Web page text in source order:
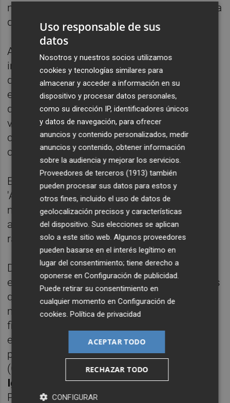
no tienen cabida en la garantía parlamentaria
de inviolabilidad", abunda.
Asimismo, recuerda que el significado de la
inmunidad parlamentaria decae cuando los
dos denunciantes, "también
europarlamentarios y antiguos compañeros
de lista electoral, se han visto obligados a
variar sus rutinas, algunas de ellas
concebidas precisamente para facilitar el
contacto telemático con su electorado".
El instructor da este paso después de que
'Alvise' reconociera ante el magistrado los
mensajes pero negara que quisiera
acosarles, mientras que los querellantes
ratificaron los presuntos delitos.
De esta forma, supone el tercer suplicatorio
elevado a la Eurocámara de las cinco causas
que el eurodiputado tiene abiertas en estos
momentos en el Supremo: presunta
financiación ilegal de SALF; presunto acoso
en redes sociales a la fiscalSusana Gisbert
presuntas amenazas al alcalde de Algeciras
(Cádiz) y senador del Grupo Mixto,
Ignacio Landaluce, y por la difusión de una
PCR falsa del exministro de Sanidad y actual
Uso responsable de sus
datos
Nosotros y nuestros socios utilizamos
cookies y tecnologías similares para
almacenar y acceder a información en su
dispositivo y procesar datos personales,
como su dirección IP, identificadores únicos
y datos de navegación, para ofrecer
anuncios y contenido personalizados, medir
anuncios y contenido, obtener información
sobre la audiencia y mejorar los servicios.
Proveedores de terceros (1913) también
pueden procesar sus datos para estos y
otros fines, incluido el uso de datos de
geolocalización precisos y características
del dispositivo. Sus elecciones se aplican
solo a este sitio web. Algunos proveedores
pueden basarse en el interés legítimo en
lugar del consentimiento; tiene derecho a
oponerse enConfiguración de publicidad
Puede retirar su consentimiento en
cualquier momento enConfiguración de
cookies .Política de privacidad
ACEPTAR TODO
RECHAZAR TODO
CONFIGURAR